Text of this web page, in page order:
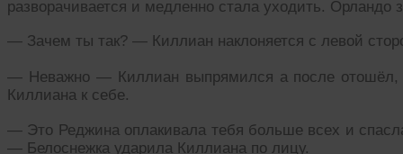
разворачивается и медленно стала уходить. Орландо
— Зачем ты так? — Киллиан наклоняется с левой
— Неважно — Киллиан выпрямился а после отошёл,
Киллиана к себе.
— Это Реджина оплакивала тебя больше всех и
— Белоснежка ударила Киллиана по лицу.